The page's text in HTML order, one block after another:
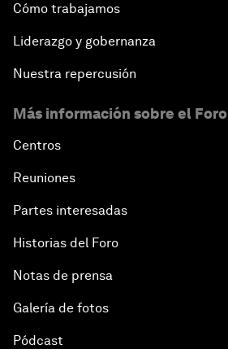
Cómo trabajamos
Liderazgo y gobernanza
Nuestra repercusión
Más información sobre el Foro
Centros
Reuniones
Partes interesadas
Historias del Foro
Notas de prensa
Galería de fotos
Pódcast